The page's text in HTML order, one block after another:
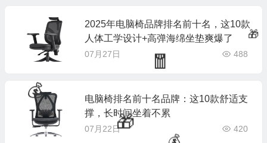
2025年电脑椅品牌排名前十名，这10款
人体工学设计+高弹海绵坐垫爽爆了
07月27日 488
电脑椅排名前十名品牌：这10款舒适支
撑，长时间坐着不累
07月22日 420
🎁